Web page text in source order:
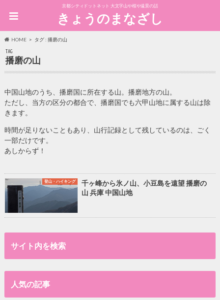
京都シティドットネット 大文字山や桜や遠景の話
きょうのまなざし
HOME タグ : 播磨の山
TAG
播磨の山
中国山地のうち、播磨国に所在する山。播磨地方の山。
ただし、当方の区分の都合で、播磨国でも六甲山地に属する山は除
きます。
時間が足りないこともあり、山行記録として残しているのは、ごく
一部だけです。
あしからず！
登山・ハイキング
千ヶ峰から氷ノ山、小豆島を遠望 播磨の
山 兵庫 中国山地
サイト内を検索
人気の記事